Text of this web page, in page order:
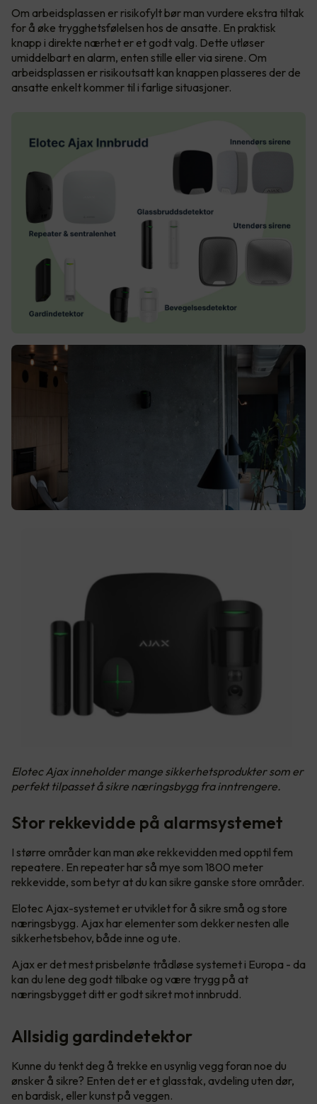
Om arbeidsplassen er risikofylt bør man vurdere ekstra tiltak
for å øke trygghetsfølelsen hos de ansatte. En praktisk
knapp i direkte nærhet er et godt valg. Dette utløser
umiddelbart en alarm, enten stille eller via sirene. Om
arbeidsplassen er risikoutsatt kan knappen plasseres der de
ansatte enkelt kommer til i farlige situasjoner.
Elotec Ajax inneholder mange sikkerhetsprodukter som er
perfekt tilpasset å sikre næringsbygg fra inntrengere.
Stor rekkevidde på alarmsystemet
I større områder kan man øke rekkevidden med opptil fem
repeatere. En repeater har så mye som 1800 meter
rekkevidde, som betyr at du kan sikre ganske store områder.
Elotec Ajax-systemet er utviklet for å sikre små og store
næringsbygg. Ajax har elementer som dekker nesten alle
sikkerhetsbehov, både inne og ute.
Ajax er det mest prisbelønte trådløse systemet i Europa - da
kan du lene deg godt tilbake og være trygg på at
næringsbygget ditt er godt sikret mot innbrudd.
Allsidig gardindetektor
Kunne du tenkt deg å trekke en usynlig vegg foran noe du
ønsker å sikre? Enten det er et glasstak, avdeling uten dør,
en bardisk, eller kunst på veggen.